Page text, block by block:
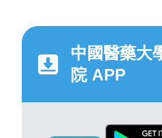
中國醫藥大
院 APP